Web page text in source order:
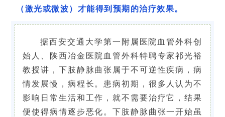
（激光或微波）才能得到预期的治疗效果。
据西安交通大学第一附属医院血管外科创
始人、
陕西冶金医院 血管外科特聘专家祁光裕
教授讲， 下肢静脉曲张属于不可逆性疾病，病
情发展慢，病程长。患病初期，很多人认为不
影响日常生活和工作，就不需要治疗它，结果
便使得病情逐步恶化。下肢静脉曲张一开始虽